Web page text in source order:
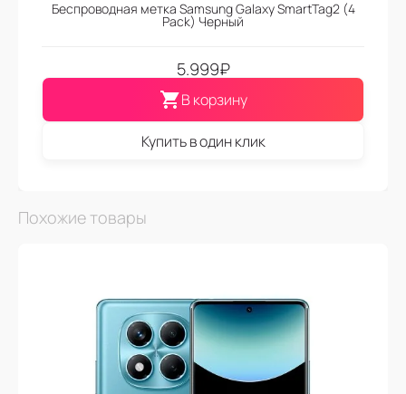
Беспроводная метка Samsung Galaxy SmartTag2 (4
Pack) Черный
5.999₽
В корзину
Купить в один клик
Похожие товары